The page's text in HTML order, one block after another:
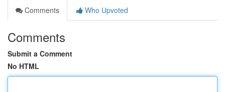
Comments
Who Upvoted
Comments
Submit a Comment
No HTML